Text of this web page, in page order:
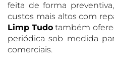
feita de forma
custos mais altos com
Limp Tudo também
periódica sob medida
comerciais.